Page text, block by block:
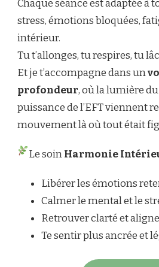
Chaque séance est adaptée à
stress, émotions bloquées,
intérieur.
Tu t’allonges, tu respires, tu
Et je t’accompagne dans un
profondeur, où la lumière
puissance de l’EFT viennent
mouvement là où tout était
Le soinHarmonie
Libérer les émotions
Calmer le mental et le
Retrouver clarté et
Te sentir plus ancrée et